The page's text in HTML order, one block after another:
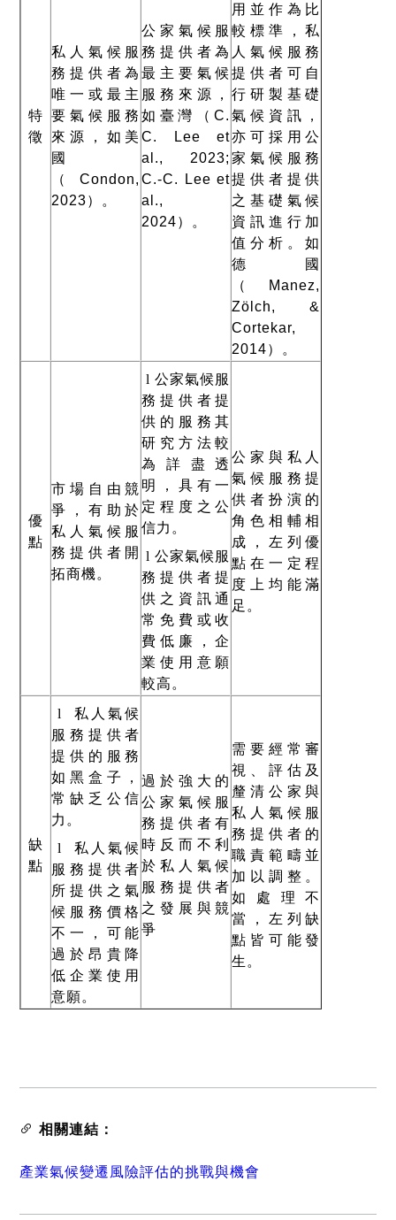
特
徵
私人氣候服
務提供者為
唯一或最主
要氣候服務
來源，如美
國
（Condon,
2023） 。
公家氣候服
務提供者為
最主要氣候
服務來源，
如臺灣
（C.
C. Lee et
al., 2023;
C.-C. Lee et
al.,
2024） 。
用並作為比
較標準，私
人氣候服務
提供者可自
行研製基礎
氣候資訊，
亦可採用公
家氣候服務
提供者提供
之基礎氣候
資訊進行加
值分析。如
德國
（ Manez,
Zölch, &
Cortekar,
2014） 。
優
點
市場自由競
爭，有助於
私人氣候服
務提供者開
拓商機。
l 公家氣候服
務提供者提
供的服務其
研究方法較
為詳盡透
明，具有一
定程度之公
信力。
l 公家氣候服
務提供者提
供之資訊通
常免費或收
費低廉，企
業使用意願
較高。
公家與私人
氣候服務提
供者扮演的
角色相輔相
成，左列優
點在一定程
度上均能滿
足。
缺
點
l
私人氣候
服務提供者
提供的服務
如黑盒子，
常缺乏公信
力。
l
私人氣候
服務提供者
所提供之氣
候服務價格
不一，可能
過於昂貴降
低企業使用
意願。
過於強大的
公家氣候服
務提供者有
時反而不利
於私人氣候
服務提供者
之發展與競
爭
需要經常審
視、評估及
釐清公家與
私人氣候服
務提供者的
職責範疇並
加以調整。
如處理不
當，左列缺
點皆可能發
生。
相關連結：
產業氣候變遷風險評估的挑戰與機會